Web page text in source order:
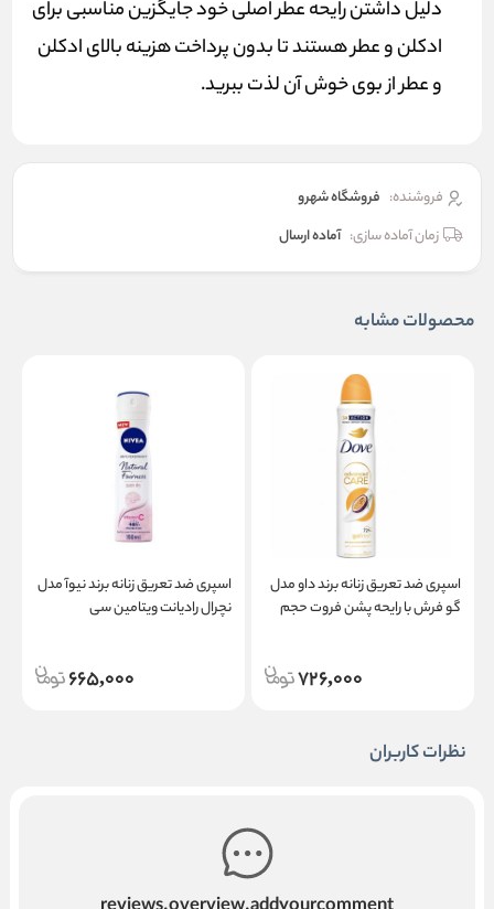
دلیل داشتن رایحه عطر اصلی خود جایگزین مناسبی برای
ادکلن و عطر هستند تا بدون پرداخت هزینه بالای ادکلن
و عطر از بوی خوش آن لذت ببرید.
فروشنده: فروشگاه شهرو
زمان آماده سازی: آماده ارسال
محصولات مشابه
اسپری ضد تعریق زنانه برند داو مدل
گو فرش با رایحه پشن فروت حجم
726,000
اسپری ضد تعریق زنانه برند نیوآ مدل
نچرال رادیانت ویتامین سی
665,000
نظرات کاربران